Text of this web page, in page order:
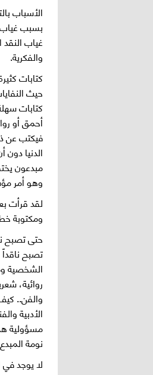
الأسباب
بسبب غياب
غياب
والفكرية.
كتابات
حيث
كتابات
أحمق أو
فيكتب عن
الدنيا
مبدعون
وهو أمر
لقد قرأت
ومكتوبة
حتى تصبح
تصبح
الشخصية
روائية،
والفن..
الأدبية
مسؤولية
نومة
لا يوجد